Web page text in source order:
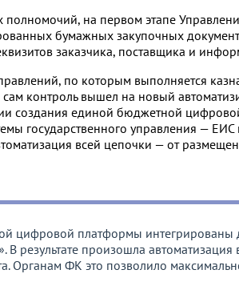
на первом этапе
бумажных закупочных
заказчика, поставщика и
по которым выполняется
контроль вышел на новый
создания единой бюджетной
государственного управления —
всей цепочки — от
цифровой платформы
результате произошла
Органам ФК это позволило